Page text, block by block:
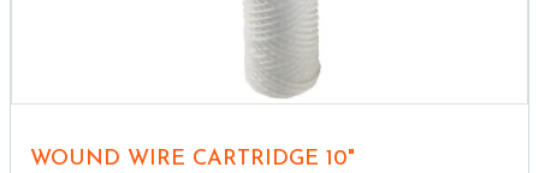
WOUND WIRE CARTRIDGE 10"